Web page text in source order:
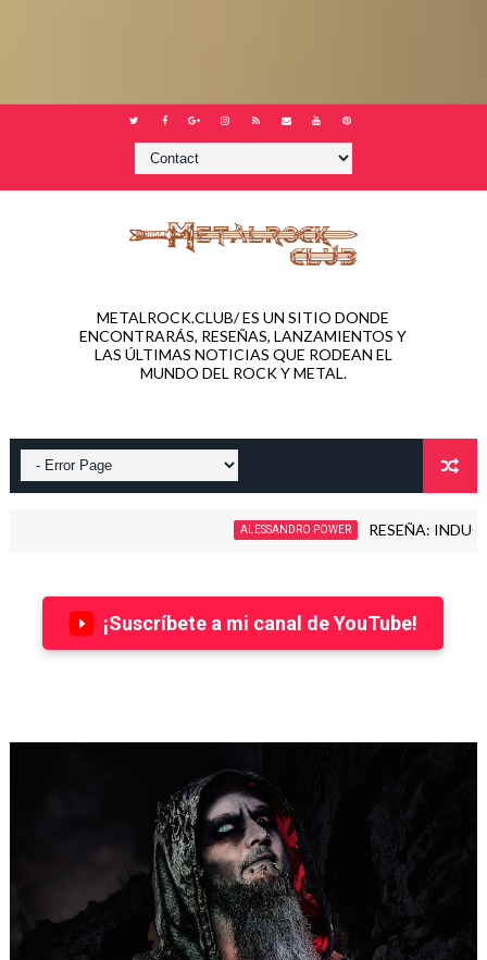
METALROCK.CLUB/ ES UN SITIO DONDE
ENCONTRARÁS, RESEÑAS, LANZAMIENTOS Y
LAS ÚLTIMAS NOTICIAS QUE RODEAN EL
MUNDO DEL ROCK Y METAL.
ALESSANDRO POWER RESEÑA: INDUCTION -
¡Suscríbete a mi canal de YouTube!